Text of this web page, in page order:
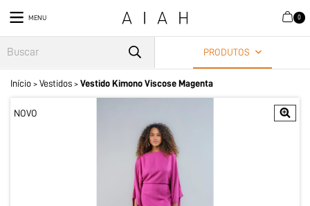
MENU 0
PRODUTOS
Início > Vestidos > Vestido Kimono Viscose Magenta
NOVO